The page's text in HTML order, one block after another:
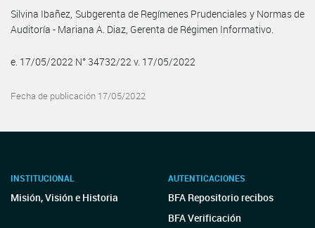
Silvina Ibañez, Subgerenta de Regímenes Prudenciales y Normas de
Auditoría - Mariana A. Diaz, Gerenta de Régimen Informativo.
e. 17/05/2022 N° 34732/22 v. 17/05/2022
Fecha de publicación 17/05/2022
INSTITUCIONAL
Misión, Visión e Historia
AUTENTICACIONES
BFA Repositorio recibos
BFA Verificación